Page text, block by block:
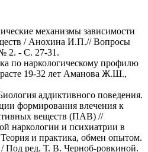
механизмы зависимости
/ Анохина И.П.// Вопросы
2. - С. 27-31.
по наркологическому профилю
19-32 лет Аманова Ж.Ш.,
аддиктивного поведения.
формирования влечения к
веществ (ПАВ) //
наркологии и психиатрии в
и практика, обмен опытом.
/ Под ред. Т. В. Черноб-ровкиной.